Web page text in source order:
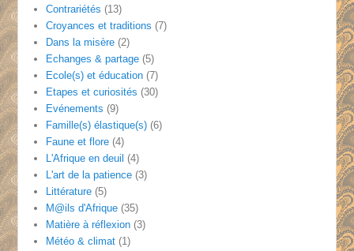
Contrariétés (13)
Croyances et traditions (7)
Dans la misère (2)
Echanges & partage (5)
Ecole(s) et éducation (7)
Etapes et curiosités (30)
Evénements (9)
Famille(s) élastique(s) (6)
Faune et flore (4)
L'Afrique en deuil (4)
L'art de la patience (3)
Littérature (5)
M@ils d'Afrique (35)
Matière à réflexion (3)
Météo & climat (1)